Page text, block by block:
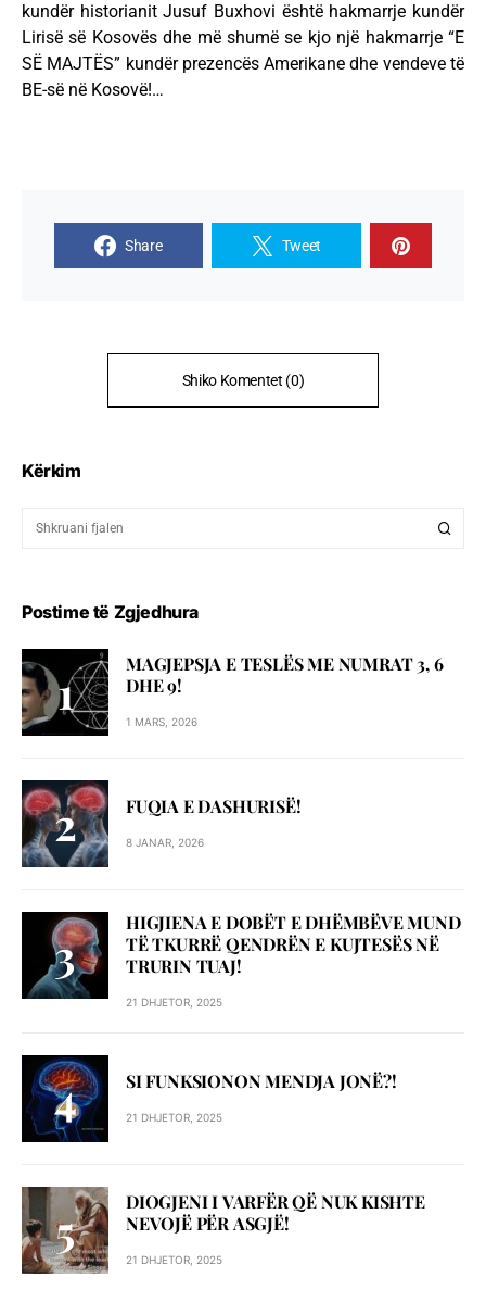
kundër historianit Jusuf Buxhovi është hakmarrje kundër
Lirisë së Kosovës dhe më shumë se kjo një hakmarrje “E
SË MAJTËS” kundër prezencës Amerikane dhe vendeve të
BE-së në Kosovë!…
Share Tweet
Shiko Komentet (0)
Kërkim
Postime të Zgjedhura
MAGJEPSJA E TESLËS ME NUMRAT 3, 6
DHE 9!
1 MARS, 2026
FUQIA E DASHURISË!
8 JANAR, 2026
HIGJIENA E DOBËT E DHËMBËVE MUND
TË TKURRË QENDRËN E KUJTESËS NË
TRURIN TUAJ!
21 DHJETOR, 2025
SI FUNKSIONON MENDJA JONË?!
21 DHJETOR, 2025
DIOGJENI I VARFËR QË NUK KISHTE
NEVOJË PËR ASGJË!
21 DHJETOR, 2025